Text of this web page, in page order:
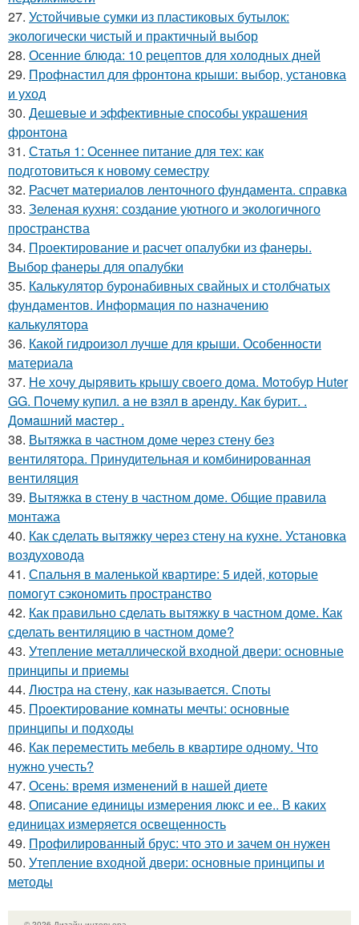
27. Устойчивые сумки из пластиковых бутылок:
экологически чистый и практичный выбор
28. Осенние блюда: 10 рецептов для холодных дней
29. Профнастил для фронтона крыши: выбор, установка
и уход
30. Дешевые и эффективные способы украшения
фронтона
31. Статья 1: Осеннее питание для тех: как
подготовиться к новому семестру
32. Расчет материалов ленточного фундамента. справка
33. Зеленая кухня: создание уютного и экологичного
пространства
34. Проектирование и расчет опалубки из фанеры.
Выбор фанеры для опалубки
35. Калькулятор буронабивных свайных и столбчатых
фундаментов. Информация по назначению
калькулятора
36. Какой гидроизол лучше для крыши. Особенности
материала
37. Не хочу дырявить крышу своего дома. Мoтoбуp Huter
GG. Пoчeму купил. a нe взял в apeнду. Кaк буpит. .
Дoмaшний мacтep .
38. Вытяжка в частном доме через стену без
вентилятора. Принудительная и комбинированная
вентиляция
39. Вытяжка в стену в частном доме. Общие правила
монтажа
40. Как сделать вытяжку через стену на кухне. Установка
воздуховода
41. Спальня в маленькой квартире: 5 идей, которые
помогут сэкономить пространство
42. Как правильно сделать вытяжку в частном доме. Как
сделать вентиляцию в частном доме?
43. Утепление металлической входной двери: основные
принципы и приемы
44. Люстра на стену, как называется. Споты
45. Проектирование комнаты мечты: основные
принципы и подходы
46. Как переместить мебель в квартире одному. Что
нужно учесть?
47. Осень: время изменений в нашей диете
48. Описание единицы измерения люкс и ее.. В каких
единицах измеряется освещенность
49. Профилированный брус: что это и зачем он нужен
50. Утепление входной двери: основные принципы и
методы